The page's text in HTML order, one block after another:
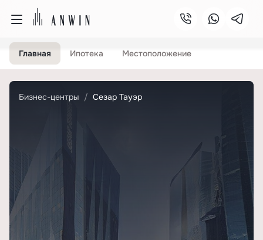
Главная Ипотека Местоположение
Бизнес-центры Сезар Тауэр